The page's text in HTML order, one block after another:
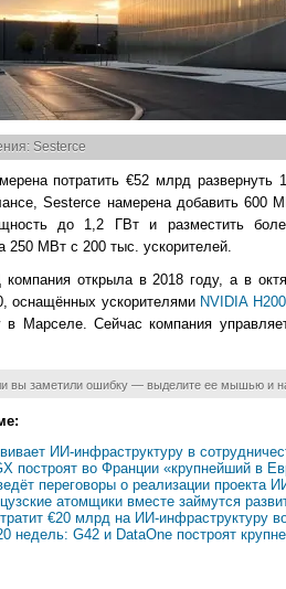
Sesterce
потратить €52 млрд
Sesterce намерена добавить 600
до 1,2 ГВт и разместить
250 МВт с 200 тыс. ускорителей.
открыла в 2018 году, а в
оснащённых ускорителями NVIDIA H200
в Марселе. Сейчас компания
вы заметили ошибку — выделите ее мышью и
ИИ-инфраструктуру в
построят во Франции «крупнейший в
переговоры о реализации проекта
атомщики вместе займутся
€20 млрд на ИИ-инфраструктуру
недель: G42 и DataOne построят